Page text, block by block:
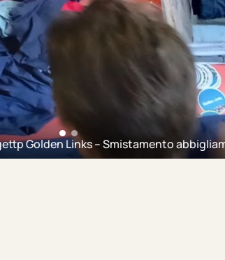
– Smistamento abbigliamento